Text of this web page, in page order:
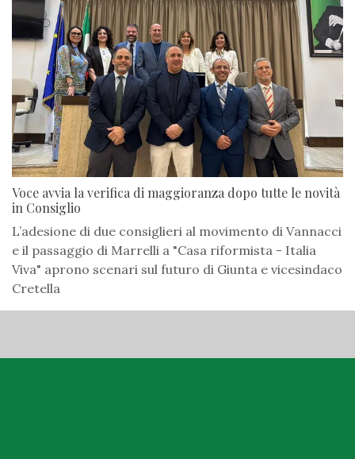
Voce avvia la verifica di maggioranza dopo tutte le novità
in Consiglio
L’adesione di due consiglieri al movimento di Vannacci
e il passaggio di Marrelli a "Casa riformista - Italia
Viva" aprono scenari sul futuro di Giunta e vicesindaco
Cretella